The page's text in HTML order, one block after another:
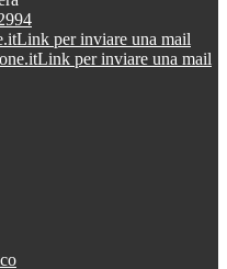
Link per inviare una mail
Link per inviare una mail